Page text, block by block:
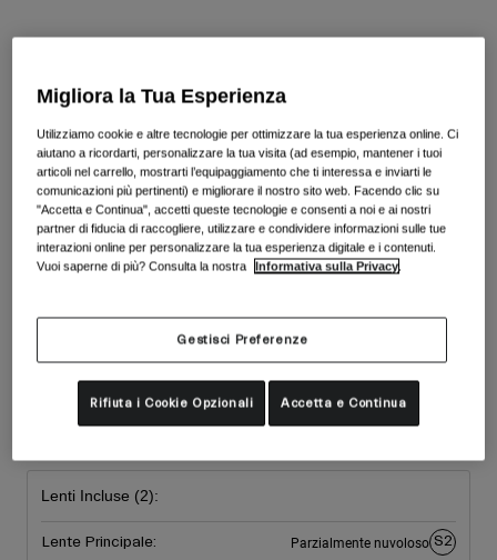
Guanti
Ricambi
Vedi tutto
Utilizzo
All Mountain
Backcountry
Freestyle
Sci Gara
selezionato
Lenti Incluse (2):
Lente Principale: Parzialmente nuvoloso S2
Migliora la Tua Esperienza
Utilizziamo cookie e altre tecnologie per ottimizzare la tua esperienza online. Ci
aiutano a ricordarti, personalizzare la tua visita (ad esempio, mantener i tuoi
articoli nel carrello, mostrarti l’equipaggiamento che ti interessa e inviarti le
comunicazioni più pertinenti) e migliorare il nostro sito web. Facendo clic su
"Accetta e Continua", accetti queste tecnologie e consenti a noi e ai nostri
partner di fiducia di raccogliere, utilizzare e condividere informazioni sulle tue
interazioni online per personalizzare la tua esperienza digitale e i contenuti.
Vuoi saperne di più? Consulta la nostra
Informativa sulla Privacy.
Gestisci Preferenze
Rifiuta i Cookie Opzionali Accetta e Continua